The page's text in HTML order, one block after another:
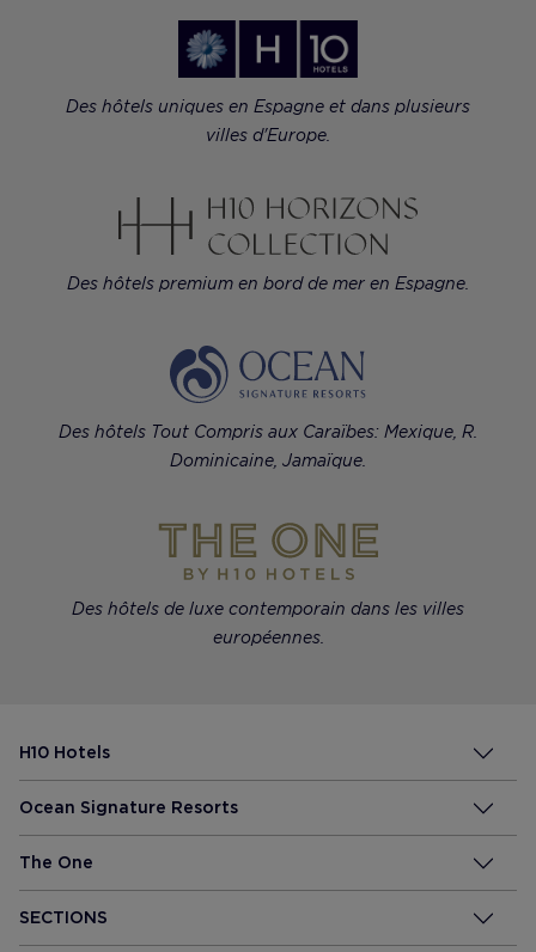
Des hôtels uniques en Espagne et dans plusieurs
villes d'Europe.
Des hôtels premium en bord de mer en Espagne.
Des hôtels Tout Compris aux Caraïbes: Mexique, R.
Dominicaine, Jamaïque.
Des hôtels de luxe contemporain dans les villes
européennes.
H10 Hotels
Ocean Signature Resorts
The One
SECTIONS